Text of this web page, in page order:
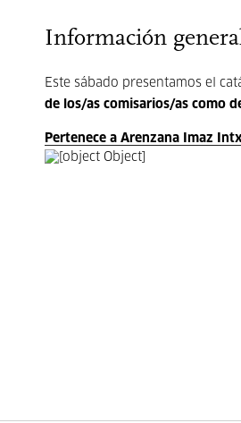
Información
Este sábado presentamos el
de los/as comisarios/as como
Pertenece a Arenzana Imaz